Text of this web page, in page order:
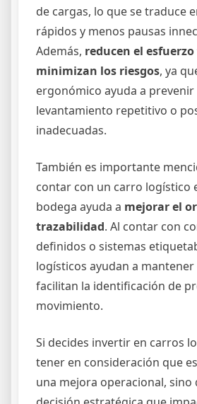
de cargas, lo que se traduce
rápidos y menos pausas
Además, reducen el
minimizan los riesgos, ya
ergonómico ayuda a
levantamiento repetitivo o
inadecuadas.
También es importante
contar con un carro logístico
bodega ayuda a mejorar el
trazabilidad. Al contar con
definidos o sistemas
logísticos ayudan a
facilitan la identificación de
movimiento.
Si decides invertir en carros
tener en consideración que
una mejora operacional, sino